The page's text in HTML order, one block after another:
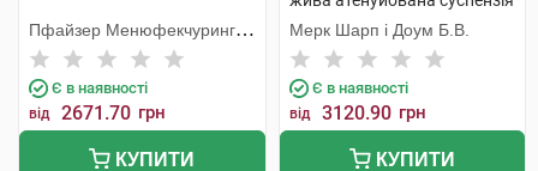
Пфайзер Менюфекчуринг
Бельгія
Є в наявності
від 2671.70 грн
КУПИТИ
для ін'єкцій 1 флакон
Мерк Шарп і Доум Б.В.
Є в наявності
від 3120.90 грн
КУПИТИ